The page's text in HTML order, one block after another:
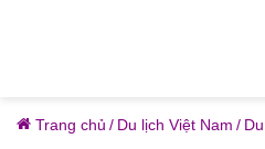
Trang chủ / Du lịch Việt Nam /